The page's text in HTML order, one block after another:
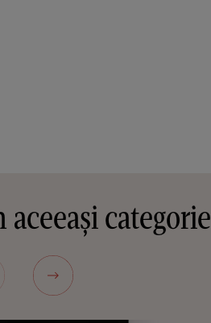
aceeași categorie